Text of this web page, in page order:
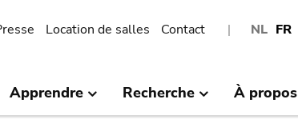
NL FR
Location de salles Contact
Apprendre Recherche À propos